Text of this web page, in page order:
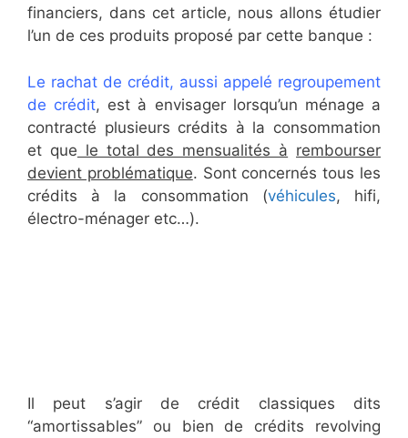
financiers, dans cet article, nous allons étudier
l’un de ces produits proposé par cette banque :
Le rachat de crédit, aussi appelé regroupement
de crédit, est à envisager lorsqu’un ménage a
contracté plusieurs crédits à la consommation
et que le total des mensualités à rembourser
devient problématique. Sont concernés tous les
crédits à la consommation (véhicules, hifi,
électro-ménager etc…).
Il peut s’agir de crédit classiques dits
“amortissables” ou bien de crédits revolving